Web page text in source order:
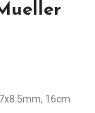
16cm